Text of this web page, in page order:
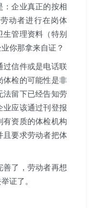
：企业真正的按相
动者进行在岗体
管理资料（特别
你那拿来自证？
过信件或是电话联
体检的可能性是非
法留下已经告知劳
业应该通过刊登报
有资质的体检机构
且要求劳动者把体
善了，劳动者再想
证了。